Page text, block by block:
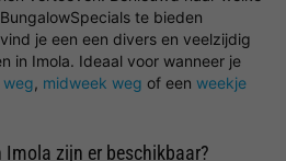
te bieden
je een een divers en veelzijdig
in Imola. Ideaal voor wanneer je
, midweek weg of een weekje
zijn er beschikbaar?